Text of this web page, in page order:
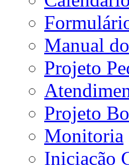
Manual
Projeto
Projeto
Monitoria
Iniciação